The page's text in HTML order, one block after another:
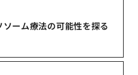
ーム療法の可能性を探る